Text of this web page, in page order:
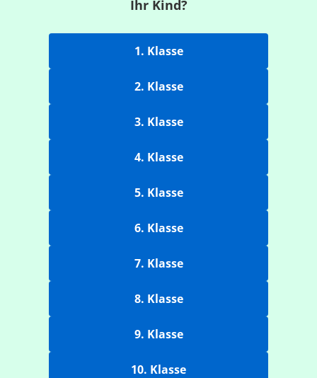
Ihr Kind?
1. Klasse
2. Klasse
3. Klasse
4. Klasse
5. Klasse
6. Klasse
7. Klasse
8. Klasse
9. Klasse
10. Klasse